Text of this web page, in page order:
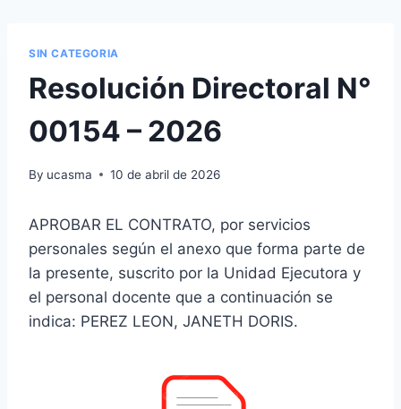
SIN CATEGORIA
Resolución Directoral N°
00154 – 2026
By ucasma 10 de abril de 2026
APROBAR EL CONTRATO, por servicios
personales según el anexo que forma parte de
la presente, suscrito por la Unidad Ejecutora y
el personal docente que a continuación se
indica: PEREZ LEON, JANETH DORIS.